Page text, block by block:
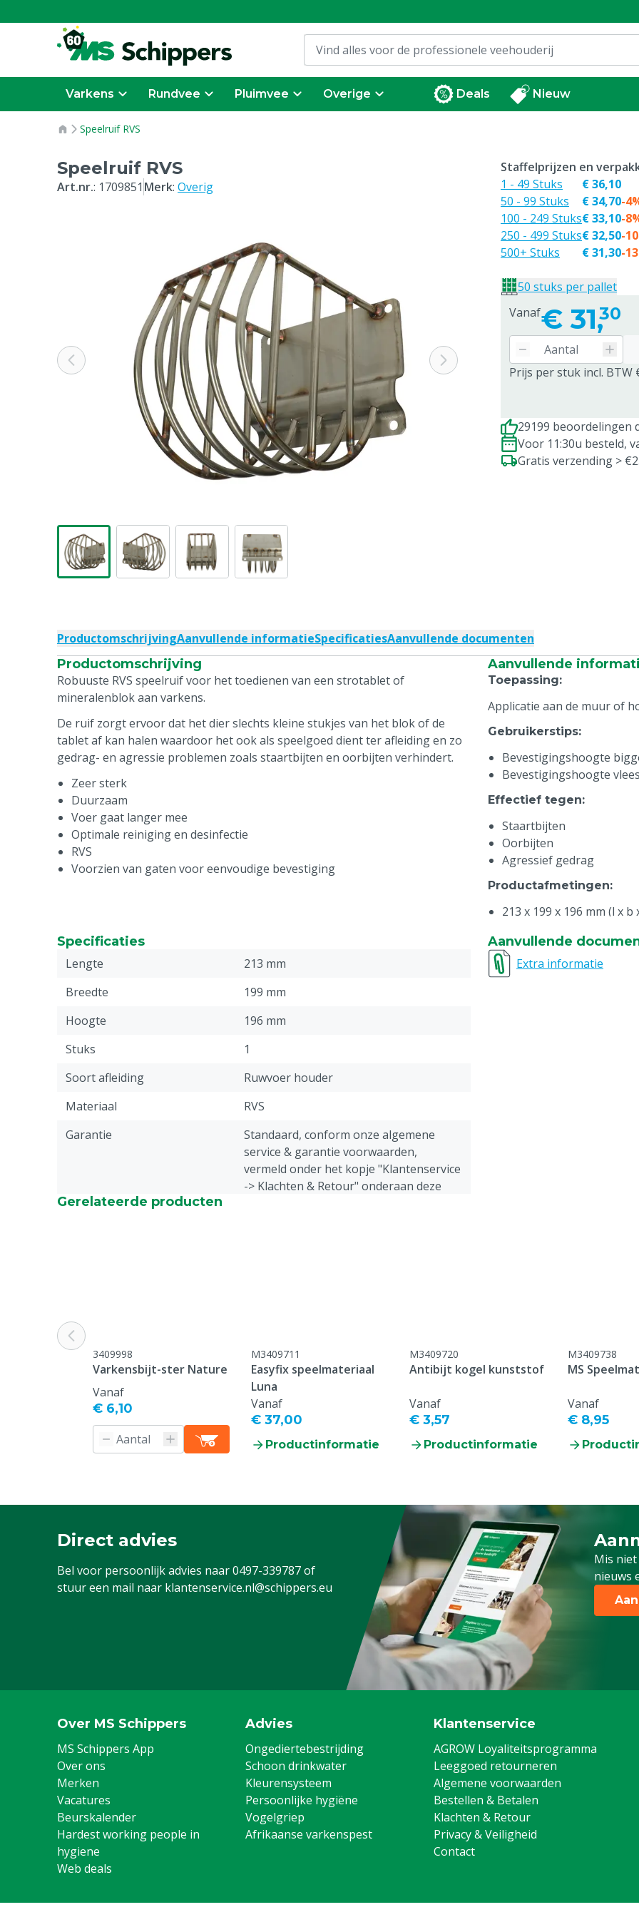
Varkens Rundvee Pluimvee Overige Deals Nieuw
Speelruif RVS
Speelruif RVS
Art.nr.: 1709851 Merk: Overig
Vanaf€31,30
Prijs per stuk incl. BTW
Staffelprijzen en
1 - 49 Stuks
50 - 99 Stuks
100 - 249 Stuks
250 - 499 Stuks
500+ Stuks
€ 36,10
€ 34,70
€ 33,10
€ 32,50
€ 31,30
-
-
-
-
50 stuks per pallet
29199 beoordelingen
Voor 11:30u besteld,
Gratis verzending >
ProductomschrijvingAanvullende informatieSpecificatiesAanvullende documenten
Productomschrijving
Robuuste RVS speelruif voor het toedienen van een strotablet of
mineralenblok aan varkens.
De ruif zorgt ervoor dat het dier slechts kleine stukjes van het blok of de
tablet af kan halen waardoor het ook als speelgoed dient ter afleiding en zo
gedrag- en agressie problemen zoals staartbijten en oorbijten verhindert.
Zeer sterk
Duurzaam
Voer gaat langer mee
Optimale reiniging en desinfectie
RVS
Voorzien van gaten voor eenvoudige bevestiging
Aanvullende
Toepassing:
Applicatie aan de muur of
Gebruikerstips:
Bevestigingshoogte
Bevestigingshoogte
Effectief tegen:
Staartbijten
Oorbijten
Agressief gedrag
Productafmetingen:
213 x 199 x 196 mm (l x b
Tussenruimte buizen
Technische
Specificaties
Lengte
213 mm
Breedte
199 mm
Hoogte
196 mm
Stuks
1
Soort afleiding
Ruwvoer houder
Materiaal
RVS
Garantie
Standaard, conform onze algemene
service & garantie voorwaarden,
vermeld onder het kopje "Klantenservice
-> Klachten & Retour" onderaan deze
Specifieke diergroep
Aanvullende
Extra informatie
Gerelateerde producten
3409998
Varkensbijt-ster Nature
Vanaf
€ 6,10
M3409711
Easyfix speelmateriaal
Luna
Vanaf
€ 37,00
Productinformatie
M3409720
Antibijt kogel kunststof
Vanaf
€ 3,57
Productinformatie
M3409738
MS
Vanaf
€ 8,95
Direct advies
Bel voor persoonlijk advies naar0497-339787of
stuur een mail naar klantenservice.nl@schippers.eu
Mis
nieuws
Schrijf
Over MS Schippers
MS Schippers App
Over ons
Merken
Vacatures
Beurskalender
Hardest working people in
hygiene
Web deals
Advies
Ongediertebestrijding
Schoon drinkwater
Kleurensysteem
Persoonlijke hygiëne
Vogelgriep
Afrikaanse varkenspest
Klantenservice
AGROW Loyaliteitsprogramma
Leeggoed retourneren
Algemene voorwaarden
Bestellen & Betalen
Klachten & Retour
Privacy & Veiligheid
Contact